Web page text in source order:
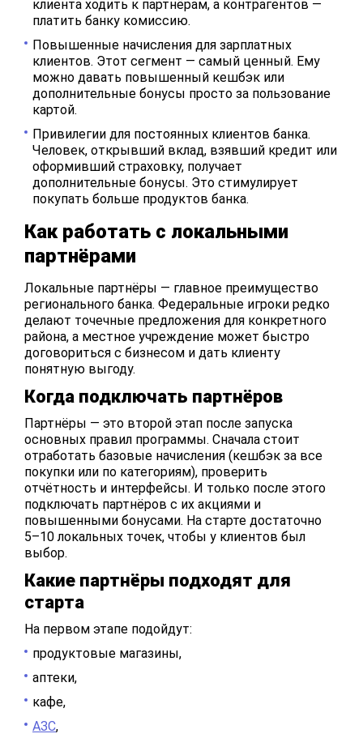
клиента ходить к партнёрам, а контрагентов —
платить банку комиссию.
Повышенные начисления для зарплатных
клиентов. Этот сегмент — самый ценный. Ему
можно давать повышенный кешбэк или
дополнительные бонусы просто за пользование
картой.
Привилегии для постоянных клиентов банка.
Человек, открывший вклад, взявший кредит или
оформивший страховку, получает
дополнительные бонусы. Это стимулирует
покупать больше продуктов банка.
Как работать с локальными
партнёрами
Локальные партнёры — главное преимущество
регионального банка. Федеральные игроки редко
делают точечные предложения для конкретного
района, а местное учреждение может быстро
договориться с бизнесом и дать клиенту
понятную выгоду.
Когда подключать партнёров
Партнёры — это второй этап после запуска
основных правил программы. Сначала стоит
отработать базовые начисления (кешбэк за все
покупки или по категориям), проверить
отчётность и интерфейсы. И только после этого
подключать партнёров с их акциями и
повышенными бонусами. На старте достаточно
5–10 локальных точек, чтобы у клиентов был
выбор.
Какие партнёры подходят для
старта
На первом этапе подойдут:
продуктовые магазины,
аптеки,
кафе,
АЗС,